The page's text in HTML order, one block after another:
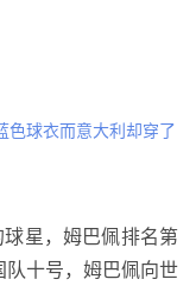
色球衣而意大利却穿了
星，姆巴佩排名第
队十号，姆巴佩向世